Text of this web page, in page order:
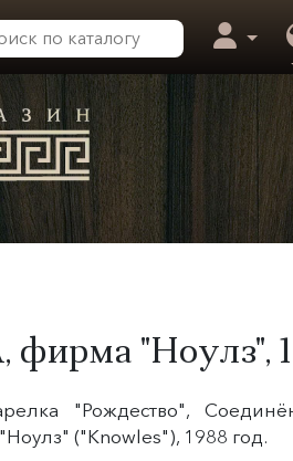
фирма "Ноулз",
"Рождество",
Ноулз" ("Knowles"), 1988 год.